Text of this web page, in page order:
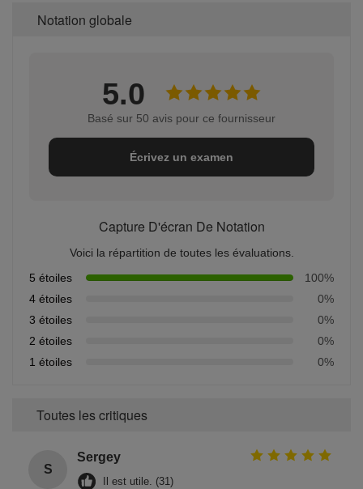
Notation globale
5.0
Basé sur 50 avis pour ce fournisseur
Écrivez un examen
Capture D'écran De Notation
Voici la répartition de toutes les évaluations.
5 étoiles
100%
4 étoiles
0%
3 étoiles
0%
2 étoiles
0%
1 étoiles
0%
Toutes les critiques
S
Sergey
Il est utile. (31)